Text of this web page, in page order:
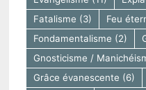
Fatalisme (3) Feu
Fondamentalisme (2)
Gnosticisme /
Grâce évanescente (6)